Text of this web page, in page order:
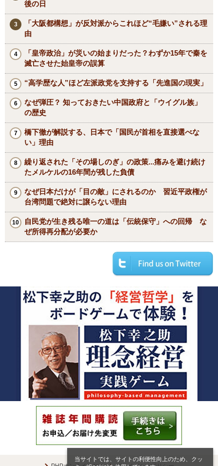
当サイトでは、サイトの利便性向上のため、クッ
後の日
「大阪都構想」が反対派からこれほど“毛嫌い”される理
由
「皇帝政治」が災いの始まりだった？わずか15年で秦を
滅亡させた始皇帝の誤算
“高学歴な人”ほど左派政党を支持する「先進国の現実」
なぜ弾圧？ 知っておきたい中国政府と「ウイグル族」
の歴史
橋下徹が解説する、日本で「国民が首相を直接選べな
い」理由
繰り返された「その場しのぎ」の政策...痛みを避け続け
たメルケルの16年間が残した負債
なぜ日本だけが「目の敵」にされるのか 習近平政権が
台湾問題で絶対に譲らない理由
自民党が生き残る唯一の道は「伝統保守」への回帰 な
ぜ所得再分配が必要か